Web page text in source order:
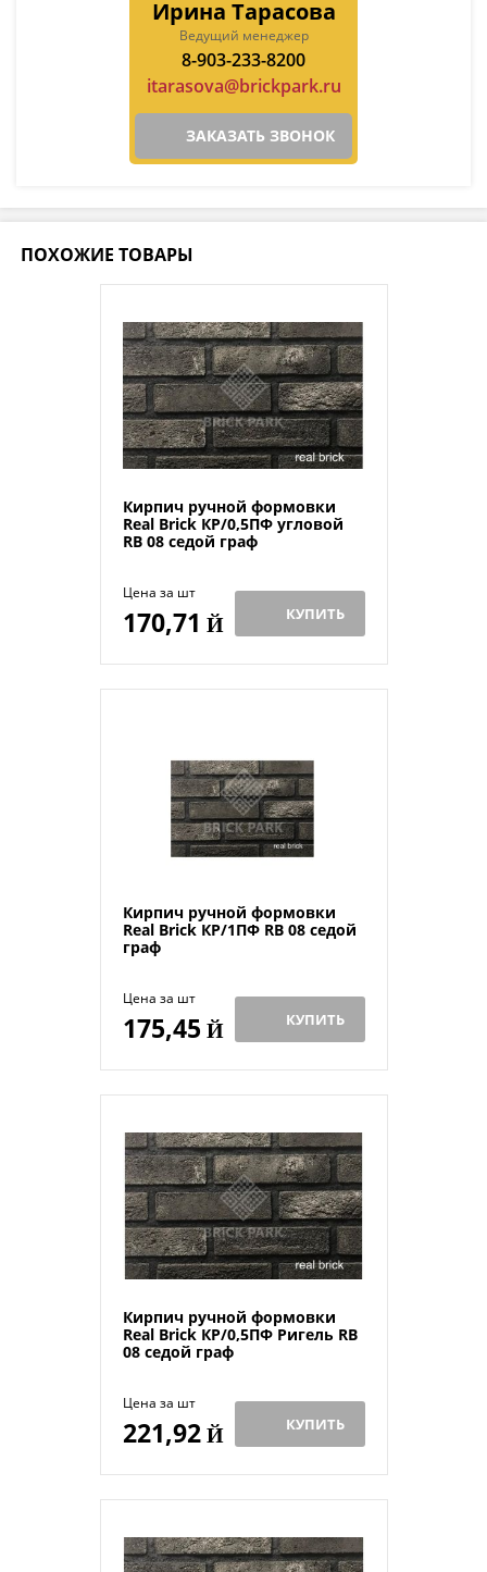
Ирина Тарасова
Ведущий менеджер
8-903-233-8200
itarasova@brickpark.ru
ЗАКАЗАТЬ ЗВОНОК
ПОХОЖИЕ ТОВАРЫ
Кирпич ручной формовки
Real Brick КР/0,5ПФ угловой
RB 08 седой граф
Цена за шт
170,71 Й КУПИТЬ
Кирпич ручной формовки
Real Brick КР/1ПФ RB 08 седой
граф
Цена за шт
175,45 Й КУПИТЬ
Кирпич ручной формовки
Real Brick КР/0,5ПФ Ригель RB
08 седой граф
Цена за шт
221,92Й КУПИТЬ